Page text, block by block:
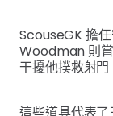
ScouseGK 擔
Woodman 則
干擾他撲救射門